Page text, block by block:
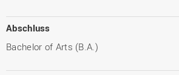
Abschluss
Bachelor of Arts (B.A.)